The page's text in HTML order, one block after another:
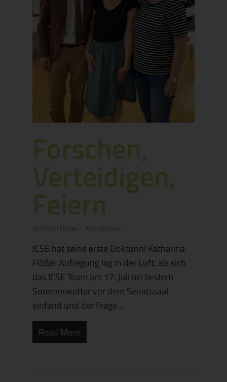
Forschen,
Verteidigen,
Feiern
By
ICSE hat seine erste Doktorin! Katharina
Flößer Aufregung lag in der Luft, als sich
das ICSE Team am 17. Juli bei bestem
Sommerwetter vor dem Senatssaal
einfand und der Frage...
Read More